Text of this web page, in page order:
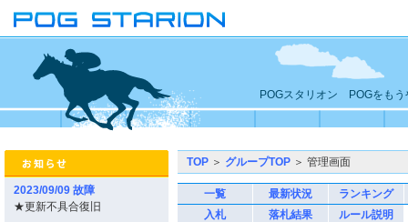
POGスタリオン POGをもう
2023/09/09 故障
★更新不具合復旧
TOP ＞ グループTOP ＞ 管理画面
一覧 最新状況
ランキング
入札
落札結果
ルール説明